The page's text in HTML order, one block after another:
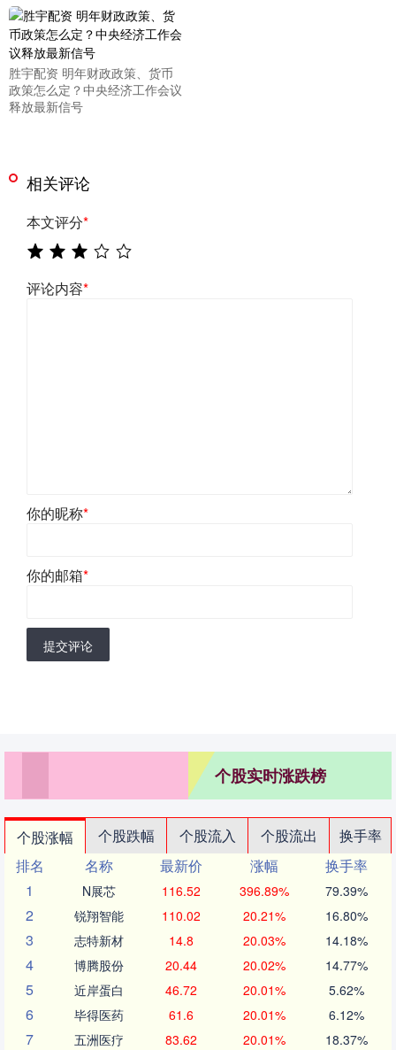
胜宇配资 明年财政政策、货币
政策怎么定？中央经济工作会议
释放最新信号
相关评论
本文评分*
评论内容*
你的昵称*
你的邮箱*
提交评论
个股实时涨跌榜
个股涨幅 个股跌幅 个股流入 个股流出
换手率
排名
名称 最新价 涨幅
换手率
1
N展芯 116.52 396.89% 79.39%
2 锐翔智能 110.02 20.21% 16.80%
3 志特新材 14.8 20.03% 14.18%
4 博腾股份 20.44 20.02% 14.77%
5 近岸蛋白 46.72 20.01% 5.62%
6 毕得医药 61.6 20.01% 6.12%
7 五洲医疗 83.62 20.01% 18.37%